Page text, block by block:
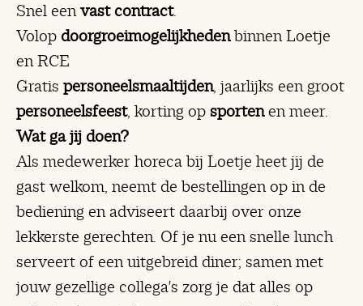
Snel eenvast contract.
Volop doorgroeimogelijkhedenbinnen Loetje
en RCE
Gratis personeelsmaaltijden, jaarlijks een groot
personeelsfeest, korting op sportenen meer.
Wat ga jij doen?
Als medewerker horeca bij Loetje heet jij de
gast welkom, neemt de bestellingen op in de
bediening en adviseert daarbij over onze
lekkerste gerechten. Of je nu een snelle lunch
serveert of een uitgebreid diner; samen met
jouw gezellige collega's zorg je dat alles op